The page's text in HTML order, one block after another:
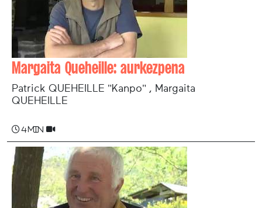
Margaita Queheille: aurkezpena
Patrick QUEHEILLE "Kanpo" , Margaita
QUEHEILLE
4 min